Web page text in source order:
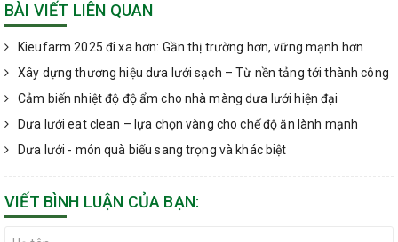
BÀI VIẾT LIÊN QUAN
Kieufarm 2025 đi xa hơn: Gần thị trường hơn, vững mạnh hơn
Xây dựng thương hiệu dưa lưới sạch – Từ nền tảng tới thành công
Cảm biến nhiệt độ độ ẩm cho nhà màng dưa lưới hiện đại
Dưa lưới eat clean – lựa chọn vàng cho chế độ ăn lành mạnh
Dưa lưới - món quà biếu sang trọng và khác biệt
VIẾT BÌNH LUẬN CỦA BẠN: